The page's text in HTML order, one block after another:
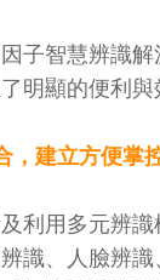
子智慧辨識
明顯的便利與
，建立方便掌
利用多元辨
識、人臉辨識